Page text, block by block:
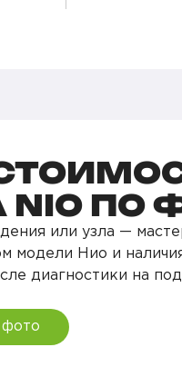
ПО
или узла —
модели Нио и
диагностики на
фото